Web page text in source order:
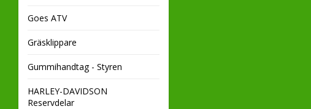
Goes ATV
Gräsklippare
Gummihandtag - Styren
HARLEY-DAVIDSON
Reservdelar